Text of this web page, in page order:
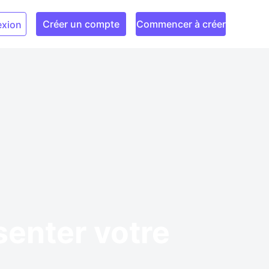
Créer un compte Commencer à créer